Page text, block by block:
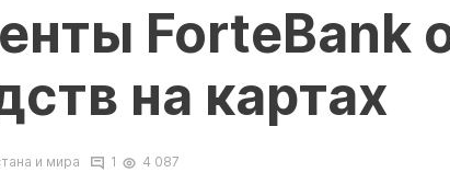
ForteBank
на картах
и мира 1 4 087